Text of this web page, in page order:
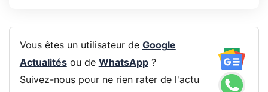
Vous êtes un utilisateur de Google
Actualitésou de WhatsApp?
Suivez-nous pour ne rien rater de l'actu